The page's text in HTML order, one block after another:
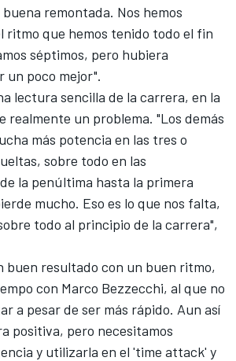
remontada. Nos hemos
ritmo que hemos tenido todo el fin
séptimos, pero hubiera
poco mejor".
lectura sencilla de la carrera, en la
realmente un problema. "Los demás
más potencia en las tres o
sobre todo en las
la penúltima hasta la primera
mucho. Eso es lo que nos falta,
todo al principio de la carrera",
buen resultado con un buen ritmo,
con Marco Bezzecchi, al que no
a pesar de ser más rápido. Aun así
positiva, pero necesitamos
y utilizarla en el 'time attack' y